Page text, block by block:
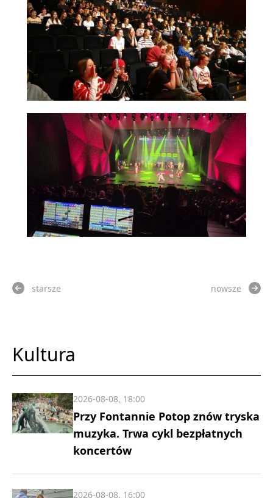
starsze nowsze
Kultura
Przy Fontannie Potop znów tryska
muzyka. Trwa cykl bezpłatnych
koncertów
2026-08-08, 18:00
2026-08-08, 16:00